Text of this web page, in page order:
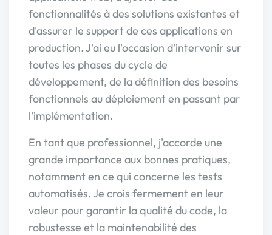
fonctionnalités à des solutions existantes et
d'assurer le support de ces applications en
production. J'ai eu l'occasion d'intervenir sur
toutes les phases du cycle de
développement, de la définition des besoins
fonctionnels au déploiement en passant par
l'implémentation.
En tant que professionnel, j'accorde une
grande importance aux bonnes pratiques,
notamment en ce qui concerne les tests
automatisés. Je crois fermement en leur
valeur pour garantir la qualité du code, la
robustesse et la maintenabilité des